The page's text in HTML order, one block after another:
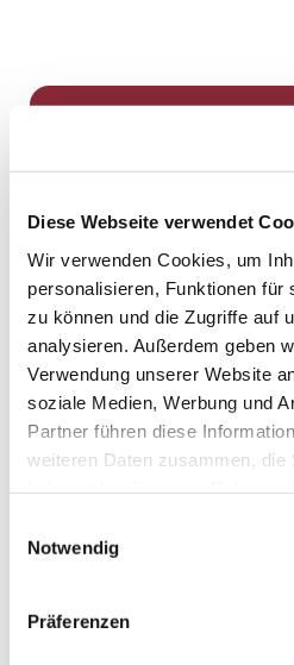
Diese Webseite verwendet
Wir verwenden Cookies, um
personalisieren, Funktionen für
zu können und die Zugriffe auf
analysieren. Außerdem geben
Verwendung unserer Website
soziale Medien, Werbung und
Partner führen diese
weiteren Daten zusammen, die
Notwendig
Präferenzen
Dies